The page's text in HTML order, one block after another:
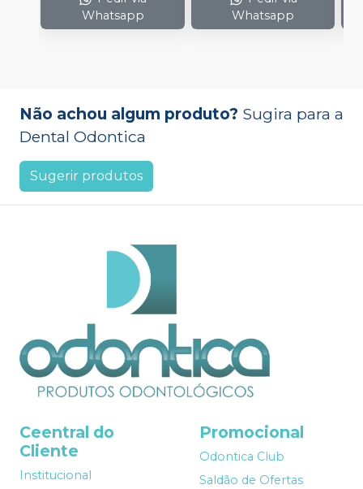
Whatsapp
Whatsapp
Não achou algum produto? Sugira para a
Dental Odontica
Sugerir produtos
Ceentral do
Cliente
Institucional
Promocional
Odontica Club
Saldão de Ofertas